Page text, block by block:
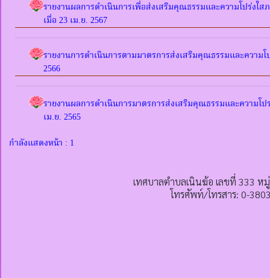
รายงานผลการดำเนินการเพื่อส่งเสริมคุณธรรมและความโปร่งใ
เมื่อ 23 เม.ย. 2567
รายงานการดำเนินการตามมาตรการส่งเสริมคุณธรรมและความ
2566
รายงานผลการดำเนินการมาตรการส่งเสริมคุณธรรมและความโ
เม.ย. 2565
กำลังแสดงหน้า : 1
เทศบาลตำบลเนินฆ้อ เลขที่ 333 ห
โทรศัพท์/โทรสาร: 0-